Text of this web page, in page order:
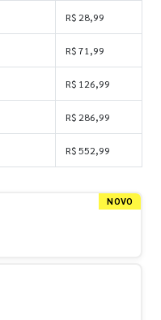
R$ 28,99
R$ 71,99
R$ 126,99
R$ 286,99
R$ 552,99
NOVO